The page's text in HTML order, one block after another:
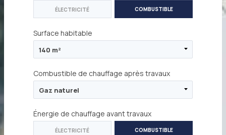
ÉLECTRICITÉ COMBUSTIBLE
Surface habitable
Combustible de chauffage après travaux
Énergie de chauffage avant travaux
ÉLECTRICITÉ COMBUSTIBLE